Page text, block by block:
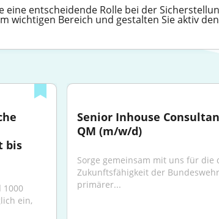
eine entscheidende Rolle bei der
wichtigen Bereich und gestalten Sie aktiv
bis
1000
ein,
Senior Inhouse
QM (m/w/d)
Sorge gemeinsam mit uns für die
Zukunftsfähigkeit der
primärer...